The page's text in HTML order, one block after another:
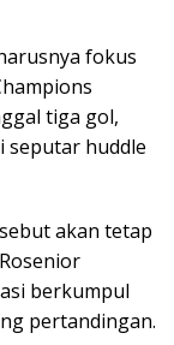
fokus
tiga gol,
seputar huddle
akan tetap
berkumpul
pertandingan.